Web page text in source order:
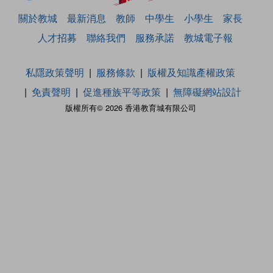
關於教城 最新消息 教師 中學生 小學生
家長
人才招募
聯絡我們 服務承諾 教城電子報
版權所有© 2026 香港教育城有限公司
私隱政策聲明 服務條款
版權及知識產權政策
免責聲明
促進種族平等政策 無障礙網站設計